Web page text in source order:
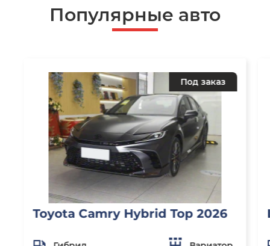
Популярные авто
Под заказ
Toyota Camry Hybrid Top 2026